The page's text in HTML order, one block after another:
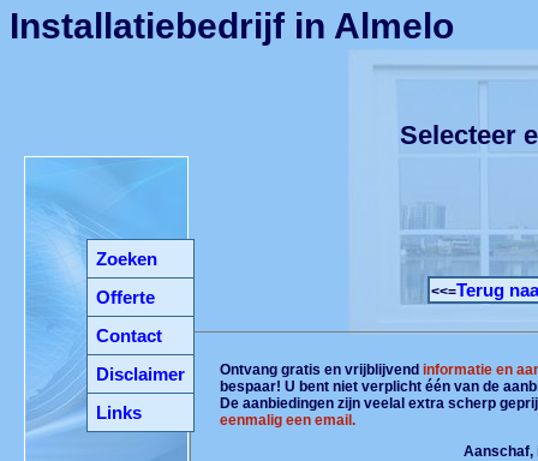
Zoeken
Offerte
Contact
Disclaimer
Links
Installatiebedrijf in Almelo
Selecteer
<<=Terug
Ontvang gratis en vrijblijvendinformatie en
bespaar! U bent niet verplicht één van de
De aanbiedingen zijn veelal extra scherp
eenmalig een email.
Aanschaf,